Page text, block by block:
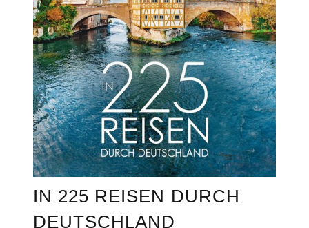
IN 225 REISEN DURCH
DEUTSCHLAND